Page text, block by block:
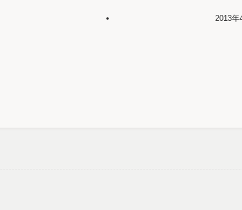
2013